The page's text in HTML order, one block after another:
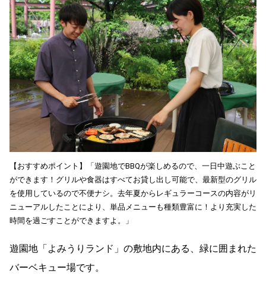
【おすすめポイント】「遊園地でBBQが楽しめるので、一日中遊ぶこと
ができます！グリルや食器はすべてお貸し出し可能で、最新型のグリル
を使用しているので不便ナシ。去年夏からレギュラーコースの内容がリ
ニューアルしたことにより、単品メニューも種類豊富に！より充実した
時間を過ごすことができますよ。」
遊園地「よみうりランド」の敷地内にある、緑に囲まれた
バーベキュー場です。